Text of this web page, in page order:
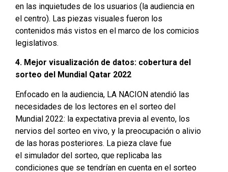
en las inquietudes de los usuarios (la audiencia en
el centro). Las piezas visuales fueron los
contenidos más vistos en el marco de los comicios
legislativos.
4. Mejor visualización de datos: cobertura del
sorteo del Mundial Qatar 2022
Enfocado en la audiencia, LA NACION atendió las
necesidades de los lectores en el sorteo del
Mundial 2022: la expectativa previa al evento, los
nervios del sorteo en vivo, y la preocupación o alivio
de las horas posteriores. La pieza clave fue
el simulador del sorteo, que replicaba las
condiciones que se tendrían en cuenta en el sorteo